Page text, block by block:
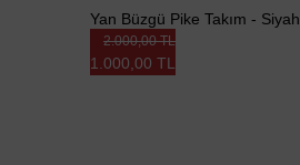
Yan Büzgü Pike Takım - Siyah
1.000,00 TL
2.000,00 TL